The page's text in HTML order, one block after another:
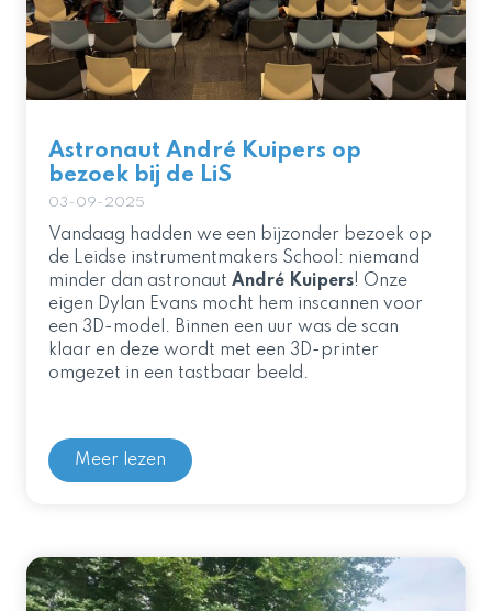
Astronaut André Kuipers op
bezoek bij de LiS
03-09-2025
Vandaag hadden we een bijzonder bezoek op
de Leidse instrumentmakers School: niemand
minder dan astronaut André Kuipers! Onze
eigen Dylan Evans mocht hem inscannen voor
een 3D-model. Binnen een uur was de scan
klaar en deze wordt met een 3D-printer
omgezet in een tastbaar beeld.
Meer lezen